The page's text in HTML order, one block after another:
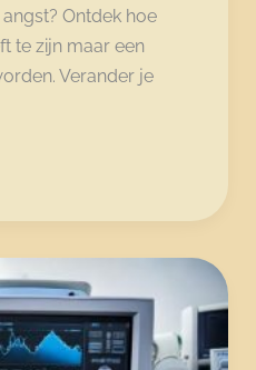
Ontdek hoe
te zijn maar een
Verander je